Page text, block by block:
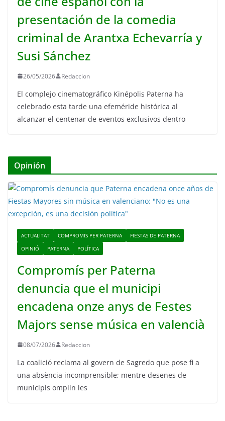
presentación de la comedia
criminal de Arantxa Echevarría y
Susi Sánchez
26/05/2026 Redaccion
El complejo cinematográfico Kinépolis Paterna ha
celebrado esta tarde una efeméride histórica al
alcanzar el centenar de eventos exclusivos dentro
Opinión
ACTUALITAT COMPROMIS PER PATERNA
FIESTAS DE PATERNA
OPINIÓ
PATERNA POLÍTICA
Compromís per Paterna
denuncia que el municipi
encadena onze anys de Festes
Majors sense música en valencià
08/07/2026 Redaccion
La coalició reclama al govern de Sagredo que pose fi a
una absència incomprensible; mentre desenes de
municipis omplin les